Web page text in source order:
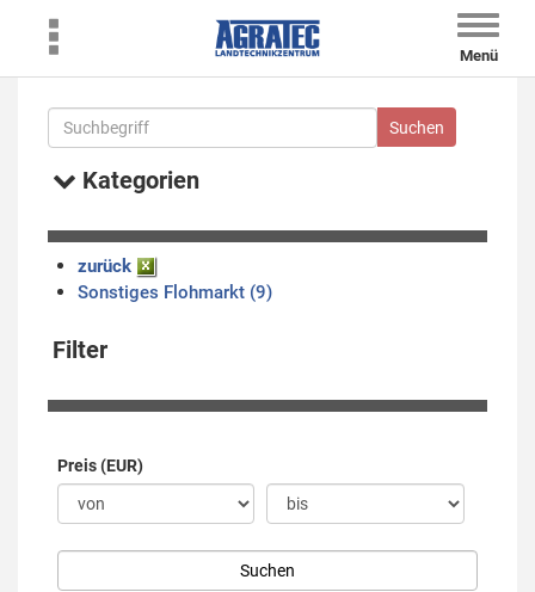
Toggle
Menü
Kategorien
zurück
Sonstiges Flohmarkt (9)
Filter
Preis (EUR)